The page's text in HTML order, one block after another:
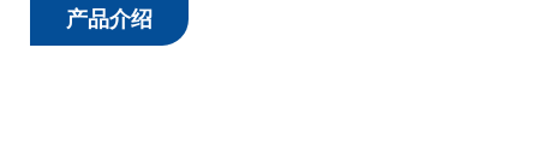
产品介绍